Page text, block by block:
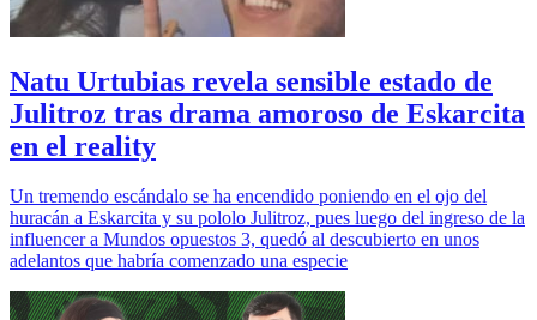
Natu Urtubias revela sensible estado de
Julitroz tras drama amoroso de Eskarcita
en el reality
Un tremendo escándalo se ha encendido poniendo en el ojo del
huracán a Eskarcita y su pololo Julitroz, pues luego del ingreso de la
influencer a Mundos opuestos 3, quedó al descubierto en unos
adelantos que habría comenzado una especie